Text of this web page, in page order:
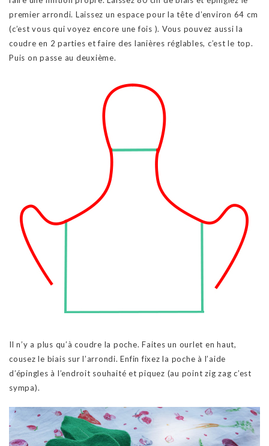
premier arrondi. Laissez un espace pour la tête d’environ 64 cm
(c’est vous qui voyez encore une fois ). Vous pouvez aussi la
coudre en 2 parties et faire des lanières réglables, c’est le top.
Puis on passe au deuxième.
Il n’y a plus qu’à coudre la poche. Faites un ourlet en haut,
cousez le biais sur l’arrondi. Enfin fixez la poche à l’aide
d’épingles à l’endroit souhaité et piquez (au point zig zag c’est
sympa).